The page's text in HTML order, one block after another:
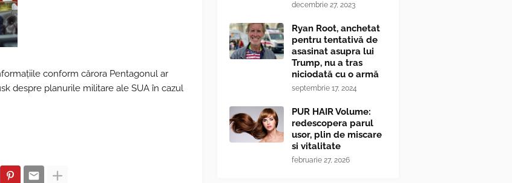
conform cărora Pentagonul ar
despre planurile militare ale SUA în cazul
decembrie 27, 2023
Ryan Root, anchetat
pentru tentativă de
asasinat asupra lui
Trump, nu a tras
niciodată cu o armă
septembrie 17, 2024
PUR HAIR Volume:
redescopera parul
usor, plin de miscare
si vitalitate
februarie 27, 2026